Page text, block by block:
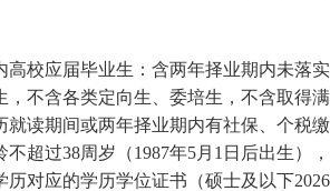
高校应届毕业生：含两年择业期内未落实
，不含各类定向生、委培生 ，不含取得满
就读期间或两年择业期内有社保、个税缴
不超过38周岁（1987年5月1日后出生），
历对应的学历学位证书（硕士及以下2026